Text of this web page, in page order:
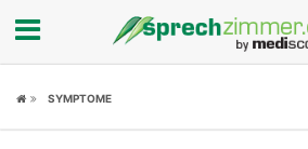
FokusSYMPTOME